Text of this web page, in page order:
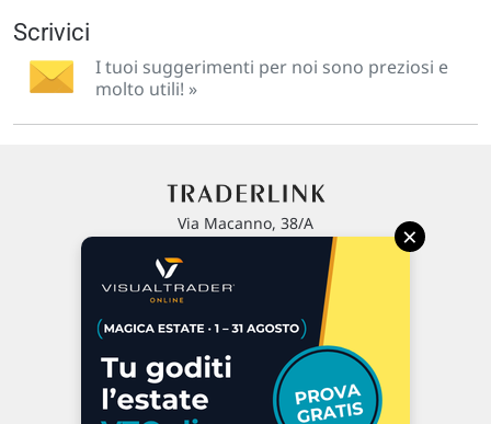
Scrivici
I tuoi suggerimenti per noi sono preziosi e
molto utili! »
Via Macanno, 38/A
P.IVA 02 452 460 401
Chi siamo
Commenti e segnalazioni
Contattaci
×